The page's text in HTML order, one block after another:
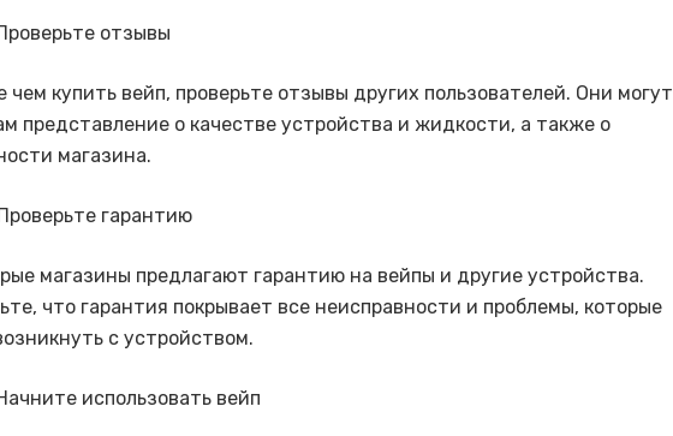
отзывы
чем купить вейп, проверьте отзывы других пользователей. Они могут
представление о качестве устройства и жидкости, а также о
магазина.
гарантию
магазины предлагают гарантию на вейпы и другие устройства.
что гарантия покрывает все неисправности и проблемы, которые
с устройством.
использовать вейп